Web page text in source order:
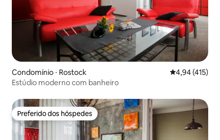
Condomínio ⋅ Rostock 4,94 de uma
4,94 (415)
Estúdio moderno com banheiro
Preferido dos hóspedes
Preferido dos hóspedes